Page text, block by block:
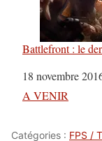
Battlefront : le
Date
18 novembre
Par rapport à
A VENIR
Catégories : FPS /